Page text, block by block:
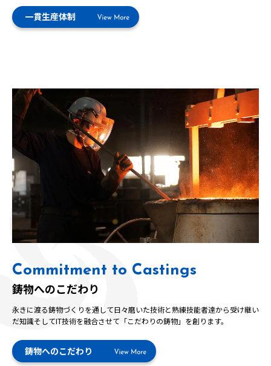
一貫生産体制
Commitment to Castings
鋳物へのこだわり
永きに渡る鋳物づくりを通して日々磨いた技術と熟練技能者達から受け継い
だ知識そしてIT技術を融合させて「こだわりの鋳物」を創ります。
鋳物へのこだわり